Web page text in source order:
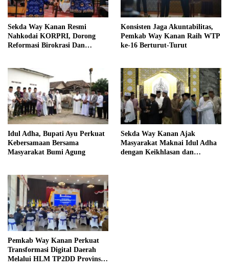
Sekda Way Kanan Resmi
Nahkodai KORPRI, Dorong
Reformasi Birokrasi Dan
Konsisten Jaga Akuntabilitas,
Pemkab Way Kanan Raih WTP
ke-16 Berturut-Turut
Idul Adha, Bupati Ayu Perkuat
Kebersamaan Bersama
Masyarakat Bumi Agung
Sekda Way Kanan Ajak
Masyarakat Maknai Idul Adha
dengan Keikhlasan dan
Pemkab Way Kanan Perkuat
Transformasi Digital Daerah
Melalui HLM TP2DD Provinsi